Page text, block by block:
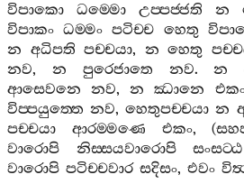
විපාකො
ධම‍්මො උප‍්පජ‍්ජති න
විපාකං ධම‍්මං පටිච‍්ච හෙතු
න අධිපති පච‍්චයා, න හෙතු
නව, න පුරෙජාතෙ නව.න
ආසෙවනෙ
නව,න ඣානෙ
විප‍්පයුත‍්තෙ නව,හෙතුපච‍්චයා න
පච‍්චයා
ආරම‍්මණෙ එකං, (
වාරොපි
නිස‍්සයවාරොපි සංසට‍්ඨ
වාරොපි පටිච‍්චවාර සදිසං, එවං